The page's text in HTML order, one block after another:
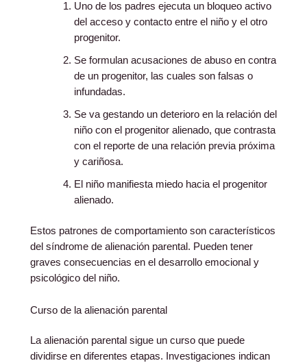
Uno de los padres ejecuta un bloqueo activo
del acceso y contacto entre el niño y el otro
progenitor.
Se formulan acusaciones de abuso en contra
de un progenitor, las cuales son falsas o
infundadas.
Se va gestando un deterioro en la relación del
niño con el progenitor alienado, que contrasta
con el reporte de una relación previa próxima
y cariñosa.
El niño manifiesta miedo hacia el progenitor
alienado.
Estos patrones de comportamiento son característicos
del síndrome de alienación parental. Pueden tener
graves consecuencias en el desarrollo emocional y
psicológico del niño.
Curso de la alienación parental
La alienación parental sigue un curso que puede
dividirse en diferentes etapas. Investigaciones indican